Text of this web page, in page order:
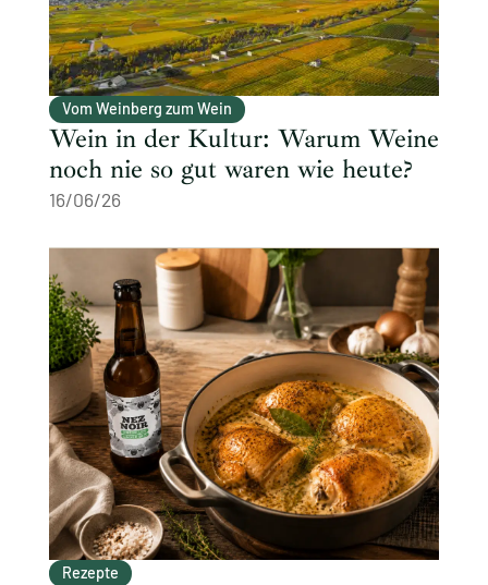
Vom Weinberg zum Wein
Wein in der Kultur: Warum Weine
noch nie so gut waren wie heute?
16/06/26
Rezepte